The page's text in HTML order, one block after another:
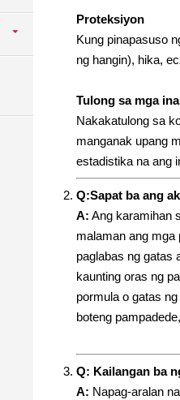
Proteksiyon
Kung pinapasuso
ng hangin), hika,
Tulong sa mga ina
Nakakatulong sa
manganak upang
estadistika na ang
Q:Sapat ba ang
A: Ang karamihan
malaman ang mga
paglabas ng gatas
kaunting oras ng
pormula o gatas
boteng
Q: Kailangan ba
A: Napag-aralan